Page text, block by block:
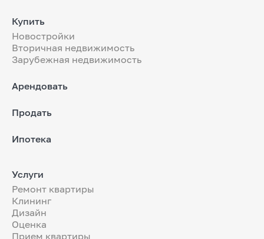
Купить
Новостройки
Вторичная недвижимость
Зарубежная недвижимость
Арендовать
Продать
Ипотека
Услуги
Ремонт квартиры
Клининг
Дизайн
Оценка
Прием квартиры